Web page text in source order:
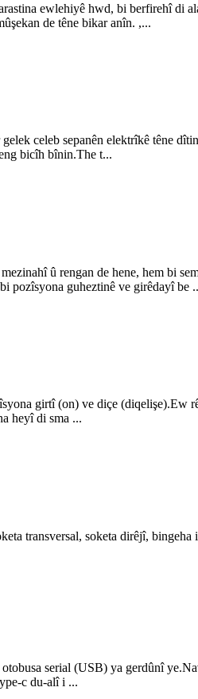
ewlehiyê hwd, bi berfirehî di
de têne bikar anîn. ,...
celeb sepanên elektrîkê têne
bicîh bînin.The t...
û rengan de hene, hem bi
pozîsyona guheztinê ve girêdayî be
girtî (on) ve diçe (diqelişe).Ew
heyî di sma ...
transversal, soketa dirêjî, bingeha
serial (USB) ya gerdûnî
c du-alî i ...